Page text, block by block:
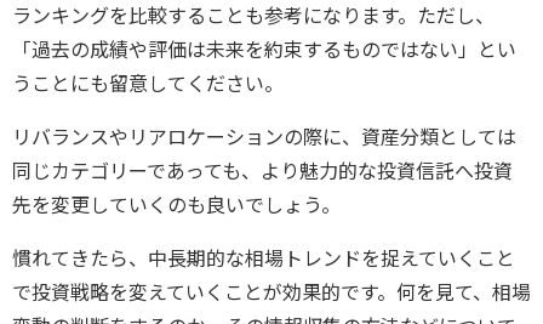
ランキングを比較することも参考になります。ただし、
「過去の成績や評価は未来を約束するものではない」とい
うことにも留意してください。
リバランスやリアロケーションの際に、資産分類としては
同じカテゴリーであっても、より魅力的な投資信託へ投資
先を変更していくのも良いでしょう。
慣れてきたら、中長期的な相場トレンドを捉えていくこと
で投資戦略を変えていくことが効果的です。何を見て、相場